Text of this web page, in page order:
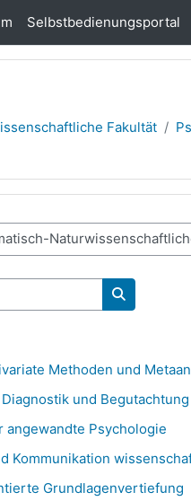
Selbstbedienungsportal
Fakultät
Kurse
Methoden und
und Begutachtung
angewandte Psychologie
Kommunikation
Grundlagenvertiefung